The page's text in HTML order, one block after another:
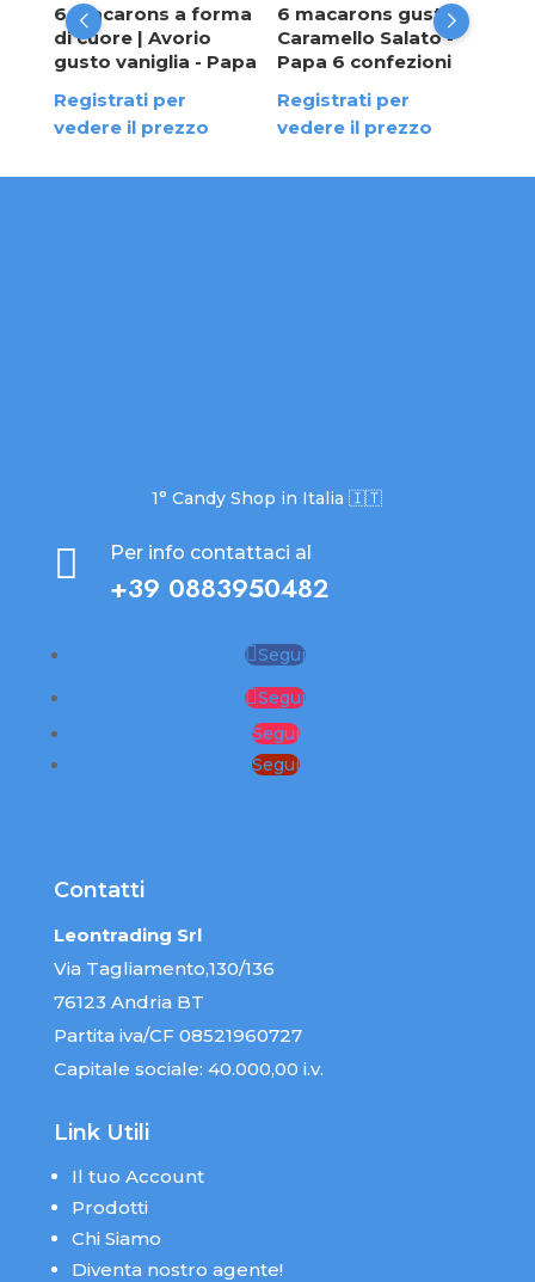
6 macarons a forma
di cuore | Avorio
gusto vaniglia - Papa
Registrati per
vedere il prezzo
6 macarons gusto
Caramello Salato -
Papa 6 confezioni
Registrati per
vedere il prezzo
1° Candy Shop in Italia 🇮🇹
 Per info contattaci al
+39 0883950482
Segui
Segui
Segui
Segui
Contatti
Leontrading Srl
Via Tagliamento,130/136
76123 Andria BT
Partita iva/CF 08521960727
Capitale sociale: 40.000,00 i.v.
Link Utili
Il tuo Account
Prodotti
Chi Siamo
Diventa nostro agente!